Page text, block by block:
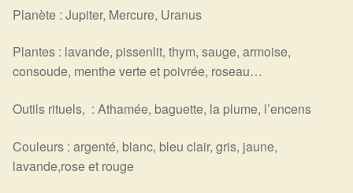
Planète : Jupiter, Mercure, Uranus
Plantes : lavande, pissenlit, thym, sauge, armoise,
consoude, menthe verte et poivrée, roseau…
Outils rituels, : Athamée, baguette, la plume, l’encens
Couleurs : argenté, blanc, bleu clair, gris, jaune,
lavande,rose et rouge